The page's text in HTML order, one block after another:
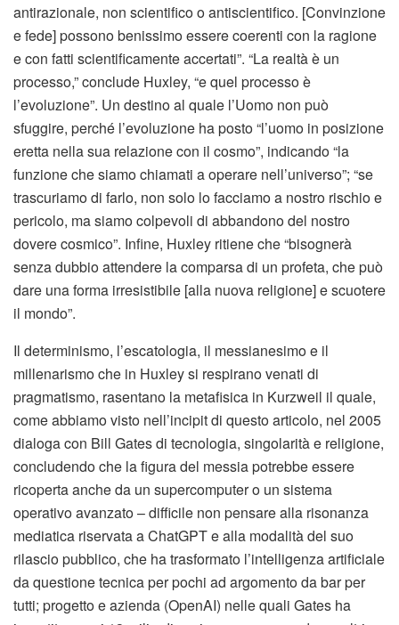
antirazionale, non scientifico o antiscientifico. [Convinzione
e fede] possono benissimo essere coerenti con la ragione
e con fatti scientificamente accertati”. “La realtà è un
processo,” conclude Huxley, “e quel processo è
l’evoluzione”. Un destino al quale l’Uomo non può
sfuggire, perché l’evoluzione ha posto “l’uomo in posizione
eretta nella sua relazione con il cosmo”, indicando “la
funzione che siamo chiamati a operare nell’universo”; “se
trascuriamo di farlo, non solo lo facciamo a nostro rischio e
pericolo, ma siamo colpevoli di abbandono del nostro
dovere cosmico”. Infine, Huxley ritiene che “bisognerà
senza dubbio attendere la comparsa di un profeta, che può
dare una forma irresistibile [alla nuova religione] e scuotere
il mondo”.
Il determinismo, l’escatologia, il messianesimo e il
millenarismo che in Huxley si respirano venati di
pragmatismo, rasentano la metafisica in Kurzweil il quale,
come abbiamo visto nell’incipit di questo articolo, nel 2005
dialoga con Bill Gates di tecnologia, singolarità e religione,
concludendo che la figura del messia potrebbe essere
ricoperta anche da un supercomputer o un sistema
operativo avanzato – difficile non pensare alla risonanza
mediatica riservata a ChatGPT e alla modalità del suo
rilascio pubblico, che ha trasformato l’intelligenza artificiale
da questione tecnica per pochi ad argomento da bar per
tutti; progetto e azienda (OpenAI) nelle quali Gates ha